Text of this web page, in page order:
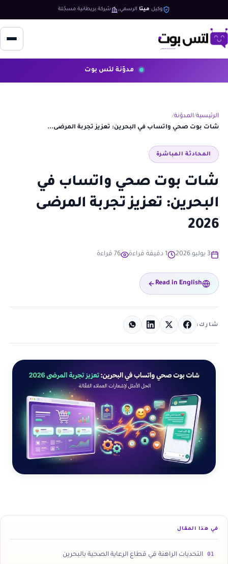
وكيل ميتا الرسمي شركة بريطانية مسجّلة
مدوّنة لتس بوت
الرئيسية المدوّنة
شات بوت صحي واتساب في البحرين: تعزيز تجربة المرضى...
المحادثة المباشرة
شات بوت صحي واتساب في
البحرين: تعزيز تجربة المرضى
2026
3 يوليو 2026 1 دقيقة قراءة 76 قراءة
Read in English
شارك:
في هذا المقال
01 التحديات الراهنة في قطاع الرعاية الصحية بالبحرين